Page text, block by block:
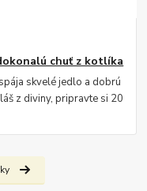
chuť z kotlíka
skvelé jedlo a dobrú
z diviny, pripravte si 20